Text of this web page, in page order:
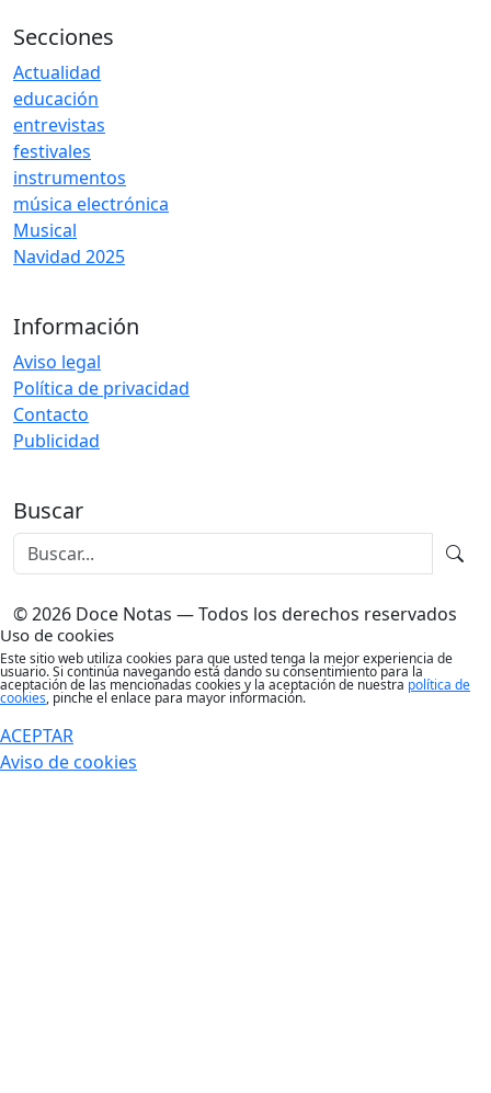
Secciones
Actualidad
educación
entrevistas
festivales
instrumentos
música electrónica
Musical
Navidad 2025
Información
Aviso legal
Política de privacidad
Contacto
Publicidad
Buscar
© 2026 Doce Notas — Todos los derechos reservados
Uso de cookies
Este sitio web utiliza cookies para que usted tenga la mejor experiencia de
usuario. Si continúa navegando está dando su consentimiento para la
aceptación de las mencionadas cookies y la aceptación de nuestra política de
cookies, pinche el enlace para mayor información.
ACEPTAR
Aviso de cookies